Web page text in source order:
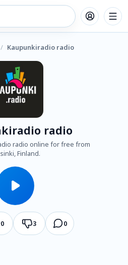
/ Kaupunkiradio radio
radio
radio online for free from
Finland.
0 3 0